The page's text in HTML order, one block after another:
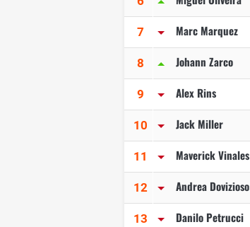
7 Marc Marquez
8 Johann Zarco
9 Alex Rins
10 Jack Miller
11 Maverick Vinales
12 Andrea Dovizioso
13 Danilo Petrucci